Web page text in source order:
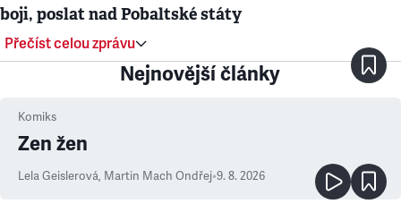
boji, poslat nad Pobaltské státy
Přečíst celou zprávu
Nejnovější články
Komiks
Zen žen
Lela Geislerová, Martin Mach Ondřej•9. 8. 2026